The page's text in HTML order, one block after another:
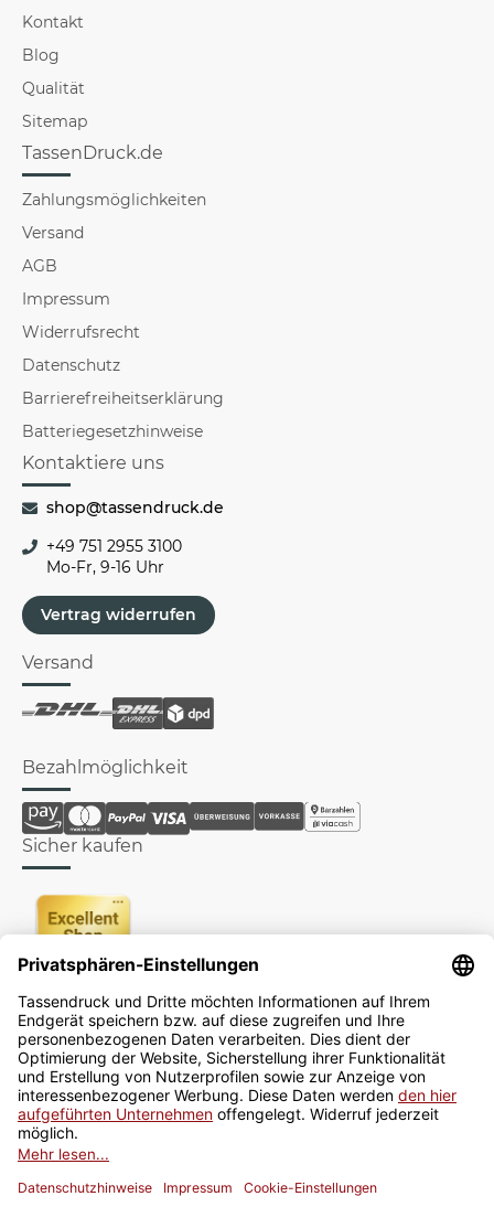
Kontakt
Blog
Qualität
Sitemap
TassenDruck.de
Zahlungsmöglichkeiten
Versand
AGB
Impressum
Widerrufsrecht
Datenschutz
Barrierefreiheitserklärung
Batteriegesetzhinweise
Kontaktiere uns
shop@tassendruck.de
+49 751 2955 3100
Mo-Fr, 9-16 Uhr
Vertrag widerrufen
Versand
Bezahlmöglichkeit
Sicher kaufen
Newsletter